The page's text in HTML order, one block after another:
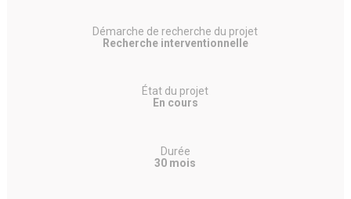
Démarche de recherche du projet
Recherche interventionnelle
État du projet
En cours
Durée
30 mois